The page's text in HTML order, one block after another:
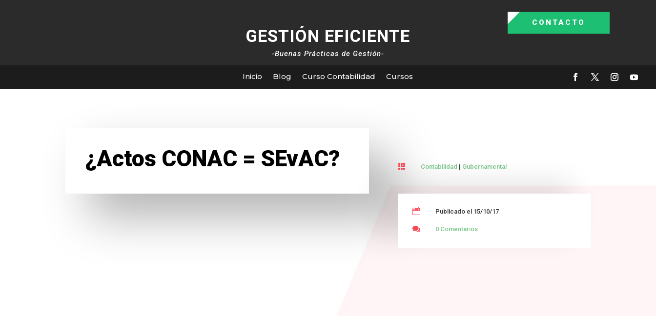
GESTIÓN EFICIENTE
-Buenas Prácticas de Gestión-
CONTACTO
Inicio Blog Curso Contabilidad Cursos
¿Actos CONAC = SEvAC?  Contabilidad | Gubernamental
 Publicado el 15/10/17
 0 Comentarios